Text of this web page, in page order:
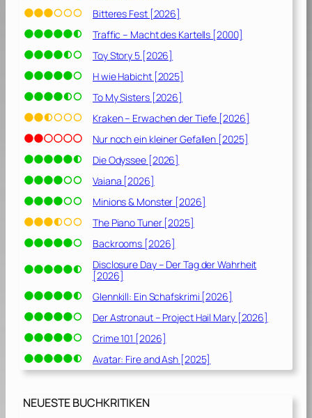
Bitteres Fest [2026]
Traffic – Macht des Kartells [2000]
Toy Story 5 [2026]
H wie Habicht [2025]
To My Sisters [2026]
Kraken – Erwachen der Tiefe [2026]
Nur noch ein kleiner Gefallen [2025]
Die Odyssee [2026]
Vaiana [2026]
Minions & Monster [2026]
The Piano Tuner [2025]
Backrooms [2026]
Disclosure Day – Der Tag der Wahrheit
[2026]
Glennkill: Ein Schafskrimi [2026]
Der Astronaut – Project Hail Mary [2026]
Crime 101 [2026]
Avatar: Fire and Ash [2025]
NEUESTE BUCHKRITIKEN